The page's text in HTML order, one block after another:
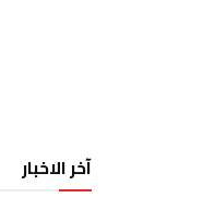
آخر الاخبار